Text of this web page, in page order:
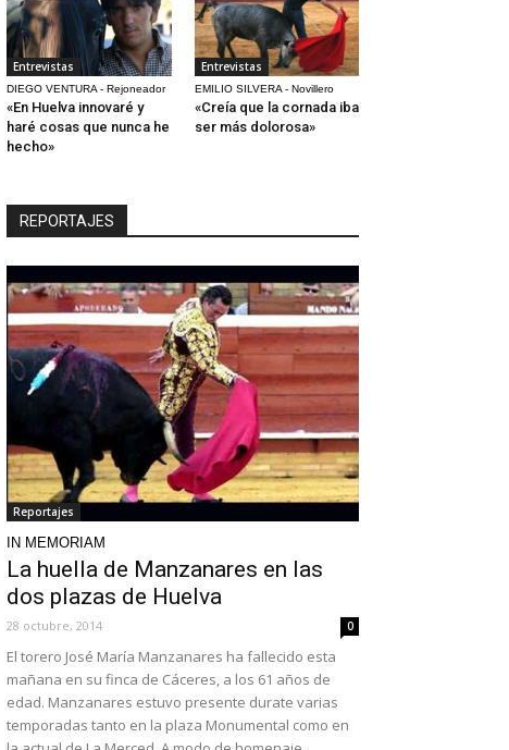
Entrevistas
DIEGO VENTURA - Rejoneador
«En Huelva innovaré y
haré cosas que nunca he
hecho»
Entrevistas
EMILIO SILVERA - Novillero
«Creía que la cornada iba
ser más dolorosa»
REPORTAJES
Reportajes
IN MEMORIAM
La huella de Manzanares en las
dos plazas de Huelva
28 octubre, 2014 0
El torero José María Manzanares ha fallecido esta
mañana en su finca de Cáceres, a los 61 años de
edad. Manzanares estuvo presente durate varias
temporadas tanto en la plaza Monumental como en